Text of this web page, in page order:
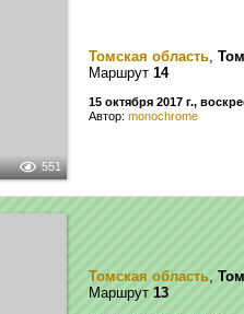
551
Томская область,
Маршрут 14
15 октября 2017 г.,
Автор: monochrome
Томская область,
Маршрут 13